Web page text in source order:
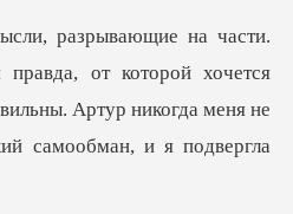
правда, от которой хочется
Артур никогда